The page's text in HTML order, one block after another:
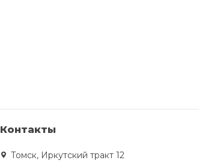
Контакты
Томск, Иркутский тракт 12